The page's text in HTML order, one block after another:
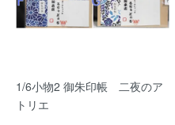
1/6小物2 御朱印帳 二夜のア
トリエ